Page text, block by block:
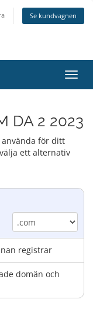
Se kundvagnen
Växla
DA 2 2023
för ditt
ett alternativ
registrar
domän och